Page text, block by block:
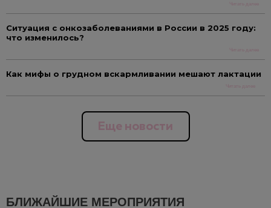
Читать далее
Ситуация с онкозаболеваниями в России в 2025 году:
что изменилось?
Читать далее
Как мифы о грудном вскармливании мешают лактации
Читать далее
Еще новости
БЛИЖАЙШИЕ МЕРОПРИЯТИЯ